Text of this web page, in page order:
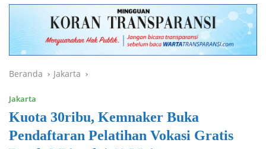
Beranda Jakarta
Jakarta
Kuota 30ribu, Kemnaker Buka
Pendaftaran Pelatihan Vokasi Gratis